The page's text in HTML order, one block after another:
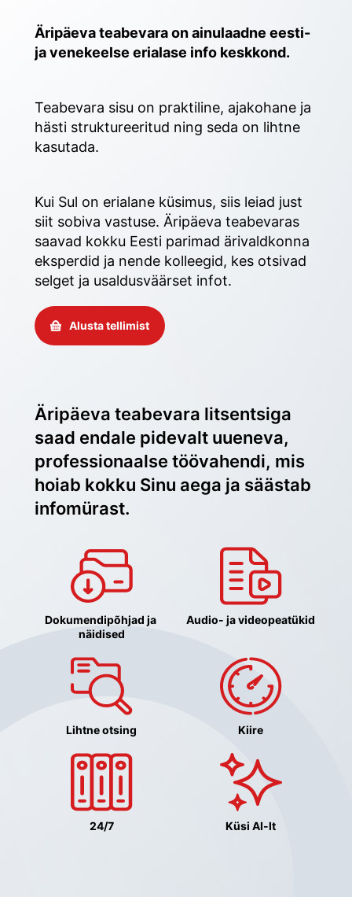
Äripäeva teabevara on ainulaadne eesti-
ja venekeelse erialase info keskkond.
Teabevara sisu on praktiline, ajakohane ja
hästi struktureeritud ning seda on lihtne
kasutada.
Kui Sul on erialane küsimus, siis leiad just
siit sobiva vastuse. Äripäeva teabevaras
saavad kokku Eesti parimad ärivaldkonna
eksperdid ja nende kolleegid, kes otsivad
selget ja usaldusväärset infot.
Alusta tellimist
Äripäeva teabevara litsentsiga
saad endale pidevalt uueneva,
professionaalse töövahendi, mis
hoiab kokku Sinu aega ja säästab
infomürast.
Dokumendipõhjad ja
näidised
Audio- ja videopeatükid
Lihtne otsing Kiire
24/7 Küsi AI-lt